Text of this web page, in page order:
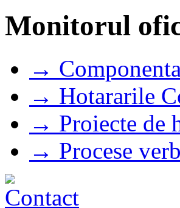
Monitorul
→
→ Hotararile
→ Proiecte de
→ Procese